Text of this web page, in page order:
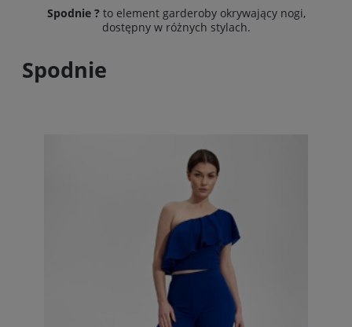
Spodnie ?to element garderoby okrywający nogi,
dostępny w różnych stylach.
Spodnie